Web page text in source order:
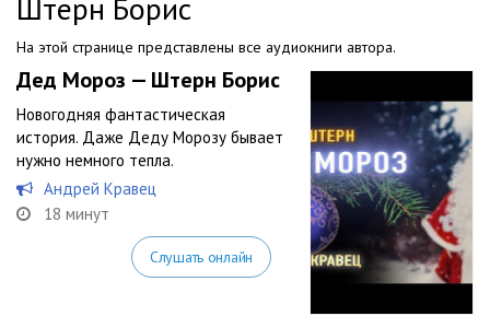
Штерн Борис
На этой странице представлены все аудиокниги автора.
Дед Мороз — Штерн Борис
Новогодняя фантастическая
история. Даже Деду Морозу бывает
нужно немного тепла.
Андрей Кравец
18 минут
Слушать онлайн